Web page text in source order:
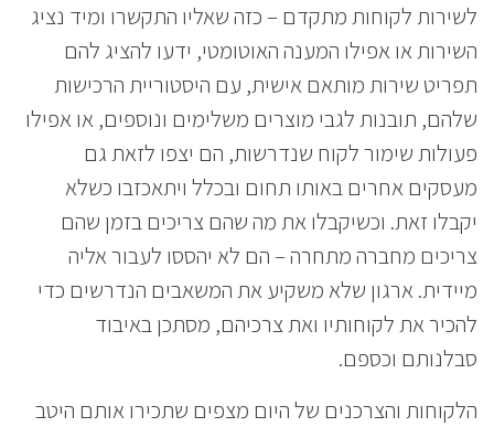
לשירות לקוחות מתקדם – כזה שאליו התקשרו ומיד נציג
השירות או אפילו המענה האוטומטי, ידעו להציג להם
תפריט שירות מותאם אישית, עם היסטוריית הרכישות
שלהם, תובנות לגבי מוצרים משלימים ונוספים, או אפילו
פעולות שימור לקוח שנדרשות, הם יצפו לזאת גם
מעסקים אחרים באותו תחום ובכלל ויתאכזבו כשלא
יקבלו זאת. וכשיקבלו את מה שהם צריכים בזמן שהם
צריכים מחברה מתחרה – הם לא יהססו לעבור אליה
מיידית. ארגון שלא משקיע את המשאבים הנדרשים כדי
להכיר את לקוחותיו ואת צרכיהם, מסתכן באיבוד
סבלנותם וכספם.
הלקוחות והצרכנים של היום מצפים שתכירו אותם היטב